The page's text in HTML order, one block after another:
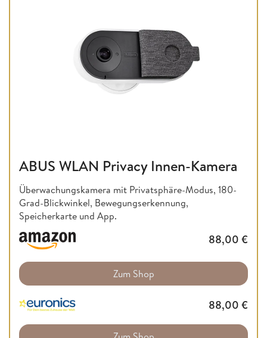
ABUS WLAN Privacy Innen-Kamera
Überwachungskamera mit Privatsphäre-Modus, 180-
Grad-Blickwinkel, Bewegungserkennung,
Speicherkarte und App.
88,00 €
Zum Shop
88,00 €